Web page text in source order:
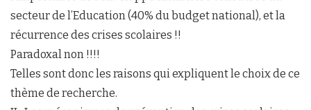
secteur de l’Education (40% du budget national), et la
récurrence des crises scolaires !!
Paradoxal non !!!!
Telles sont donc les raisons qui expliquent le choix de ce
thème de recherche.